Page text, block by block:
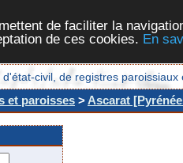
de faciliter la
de ces cookies. En
d'état-civil, de registres
et paroisses >Ascarat